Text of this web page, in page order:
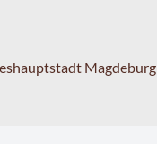
Magdeburg